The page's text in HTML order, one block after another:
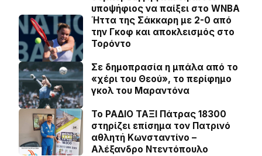
υποψήφιος να παίξει στο WNBA
Ήττα της Σάκκαρη με 2-0 από
την Γκοφ και αποκλεισμός στο
Τορόντο
Σε δημοπρασία η μπάλα από το
«χέρι του Θεού», το περίφημο
γκολ του Μαραντόνα
Το ΡΑΔΙΟ ΤΑΞΙ Πάτρας 18300
στηρίζει επίσημα τον Πατρινό
αθλητή Κωνσταντίνο –
Αλέξανδρο Ντεντόπουλο